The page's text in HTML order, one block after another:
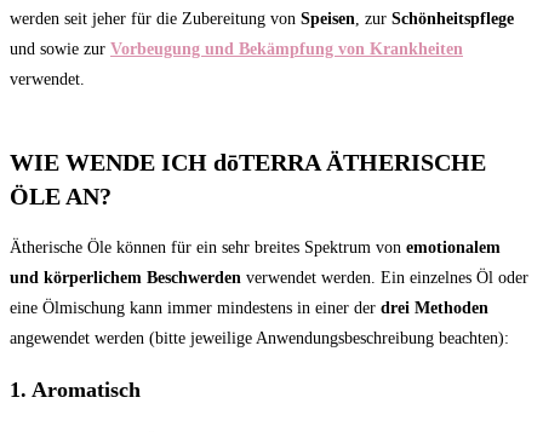
werden seit jeher für die Zubereitung von Speisen, zur Schönheitspflege
und sowie zur Vorbeugung und Bekämpfung von Krankheiten
verwendet.
WIE WENDE ICH dōTERRA ÄTHERISCHE
ÖLE AN?
Ätherische Öle können für ein sehr breites Spektrum von emotionalem
und körperlichem Beschwerden verwendet werden. Ein einzelnes Öl oder
eine Ölmischung kann immer mindestens in einer der drei Methoden
angewendet werden (bitte jeweilige Anwendungsbeschreibung beachten):
1. Aromatisch